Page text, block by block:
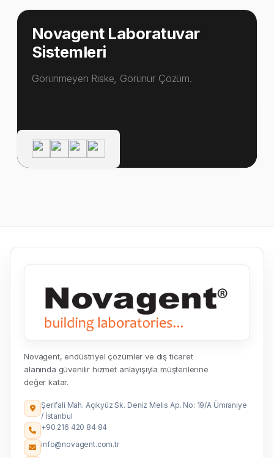
Novagent Laboratuvar
Sistemleri
Görünmeyen Riske, Görünür Çözüm.
Novagent, endüstriyel çözümler ve dış ticaret
alanında güvenilir hizmet anlayışıyla müşterilerine
değer katar.
Şerifali Mah. Açıkyüz Sk. Deniz Melis Ap. No: 19/A Ümraniye
/ İstanbul
+90 216 420 84 84
info@novagent.com.tr